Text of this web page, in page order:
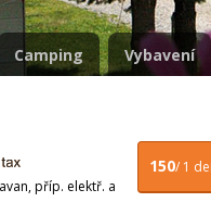
Camping Vybavení
150/ 1
příp. elektř. a